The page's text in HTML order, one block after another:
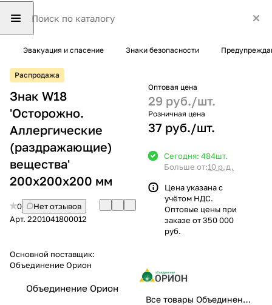
Эвакуация и спасение Знаки безопасности
Распродажа
Знак W18
'Осторожно.
Аллергические
(раздражающие)
вещества'
200х200х200 мм
0
Нет отзывов
Арт. 2201041800012
Основной поставщик:
Объединение Орион
Объединение Орион
Оптовая цена
29 руб./шт.
Розничная цена
37 руб./шт.
Сегодня: 484шт.
Больше от:10 р.д.
Цена указана с
учётом НДС.
Оптовые цены при
заказе от 350 000
руб.
Все товары Объединение Орион